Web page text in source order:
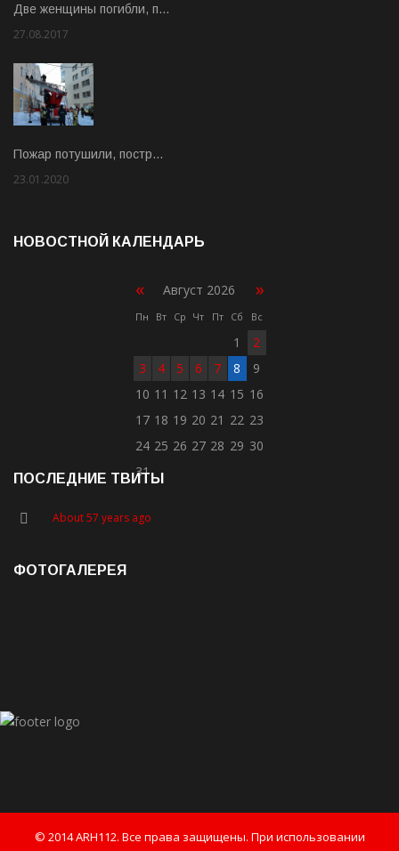
Две женщины погибли, п…
27.08.2017
Пожар потушили, постр…
23.01.2020
НОВОСТНОЙ КАЛЕНДАРЬ
« Август 2026 »
Пн Вт Ср Чт Пт Сб Вс
1
2
3
4 5 6 7 8
9
10 11 12 13 14 15 16
17 18 19 20 21 22 23
24 25 26 27 28 29 30
31
ПОСЛЕДНИЕ ТВИТЫ
About 57 years ago
ФОТОГАЛЕРЕЯ
© 2014 ARH112. Все права защищены. При использовании